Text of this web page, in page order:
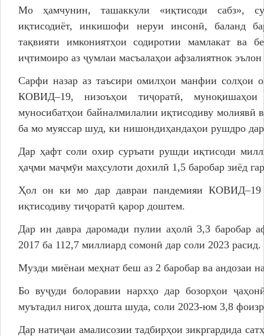
Мо ҳамчунин, ташаккули «иқтисоди сабз»,
иқтисодиёт, инкишофи неруи инсонӣ, баланд
тақвияти имкониятҳои содиротии мамлакат ва
иҷтимоиро аз ҷумлаи масъалаҳои афзалиятнок
Сарфи назар аз таъсири омилҳои манфии солҳои
КОВИД–19, низоъҳои тиҷоратӣ, муноқишаҳои
муносибатҳои байналмилалии иқтисодиву молиявӣ
ба мо муяссар шуд, ки нишондиҳандаҳои рушдро
Дар ҳафт соли охир суръати рушди иқтисоди
ҳаҷми маҷмӯи маҳсулоти дохилӣ 1,5 баробар зиёд
Ҳол он ки мо дар давраи пандемияи КОВИД–19
иқтисодиву тиҷоратӣ қарор доштем.
Дар ин давра даромади пулии аҳолӣ 3,3 баробар
2017 ба 112,7 миллиард сомонӣ дар соли 2023 расид.
Музди миёнаи меҳнат беш аз 2 баробар ва андозаи
Бо вуҷуди болоравии нархҳо дар бозорҳои
муътадил нигоҳ дошта шуда, соли 2023-юм 3,8
Дар натиҷаи амалисозии тадбирҳои зикргардида